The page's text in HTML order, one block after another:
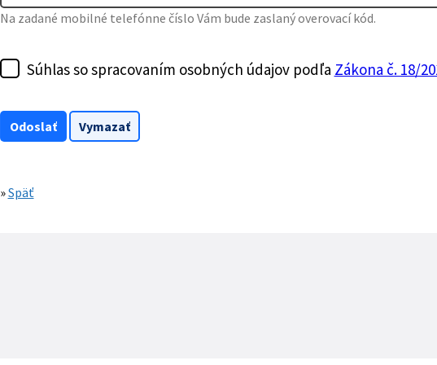
Na zadané mobilné telefónne číslo Vám bude zaslaný overovací kód.
Súhlas so spracovaním osobných údajov podľa Zákona č. 18/
»Späť